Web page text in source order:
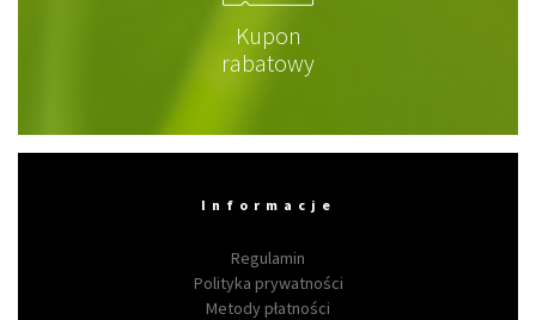
Kupon
rabatowy
Informacje
Regulamin
Polityka prywatności
Metody płatności